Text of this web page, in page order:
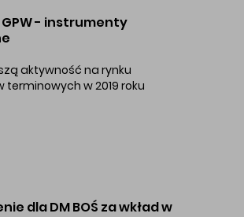
- instrumenty
aktywność na rynku
terminowych w 2019 roku
dla DM BOŚ za wkład w